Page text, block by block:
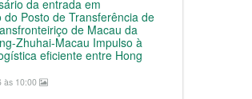
da entrada em
do Posto de Transferência de
de Macau da
Zhuhai-Macau Impulso à
eficiente entre Hong
às 10:00